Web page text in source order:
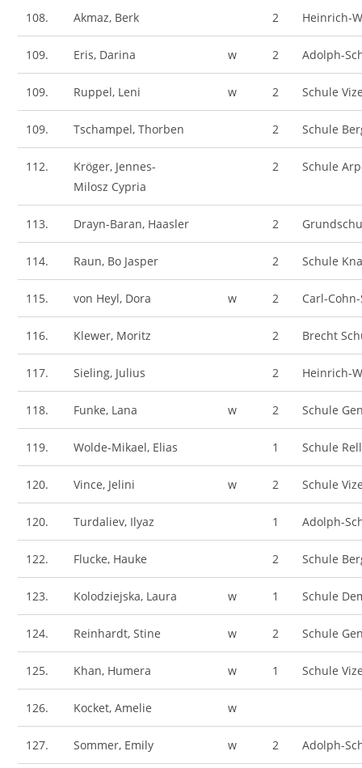
108. Akmaz, Berk 2 Heinrich-
109. Eris, Darina w 2 Adolph-
109. Ruppel, Leni w 2 Schule
109. Tschampel, Thorben 2 Schule
112.
Kröger, Jennes-
Milosz Cypria
2 Schule
113. Drayn-Baran, Haasler 2
114. Raun, Bo Jasper 2 Schule
115. von Heyl, Dora w 2 Carl-
116. Klewer, Moritz 2 Brecht
117. Sieling, Julius 2 Heinrich-
118. Funke, Lana w 2 Schule
119. Wolde-Mikael, Elias 1 Schule
120. Vince, Jelini w 2 Schule
120. Turdaliev, Ilyaz 1 Adolph-
122. Flucke, Hauke 2 Schule
123. Kolodziejska, Laura w 1 Schule
124. Reinhardt, Stine w 2 Schule
125. Khan, Humera w 1 Schule
126. Kocket, Amelie w
127. Sommer, Emily w 2 Adolph-